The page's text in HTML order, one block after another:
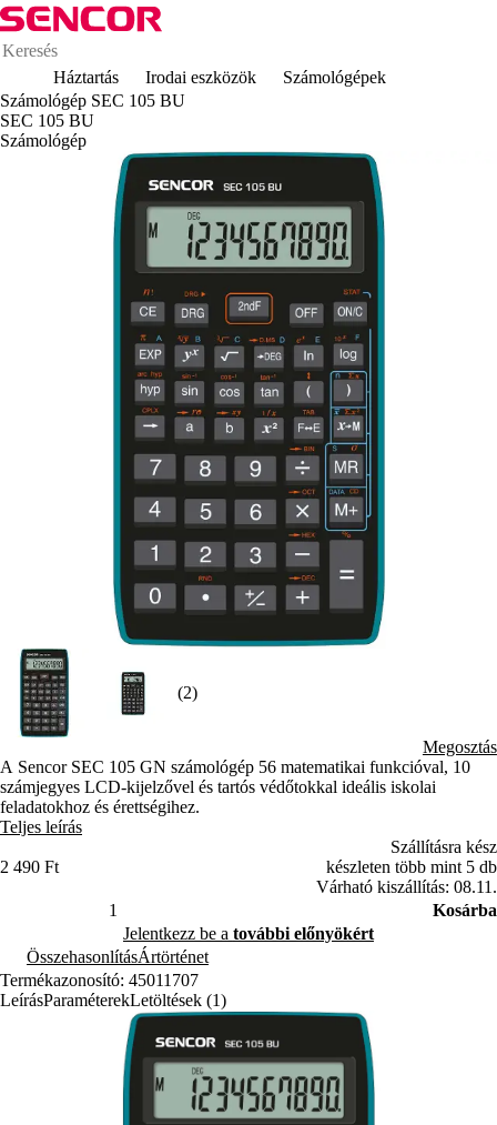
Háztartás Irodai eszközök
Számológépek
Számológép SEC 105 BU
SEC 105 BU
Számológép
(2)
Megosztás
A Sencor SEC 105 GN számológép 56 matematikai funkcióval, 10
számjegyes LCD-kijelzővel és tartós védőtokkal ideális iskolai
feladatokhoz és érettségihez.
Teljes leírás
2 490 Ft
Szállításra kész
készleten több mint 5 db
Várható kiszállítás: 08.11.
Kosárba
Jelentkezz be a további előnyökért
ÖsszehasonlításÁrtörténet
Termékazonosító: 45011707
LeírásParaméterekLetöltések (1)